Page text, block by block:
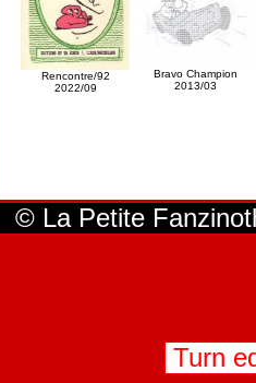
Rencontre/92
2022/09
Bravo Champion
2013/03
© La Petite
Turn